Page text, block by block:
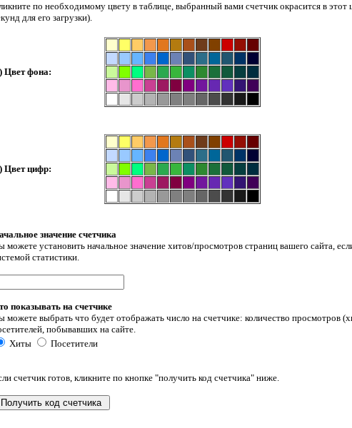
по необходимому цвету в таблице, выбранный вами счетчик окрасится в этот
для его загрузки).
Цвет фона:
Цвет цифр:
значение счетчика
можете установить начальное значение хитов/просмотров страниц вашего сайта,
статистики.
показывать на счетчике
можете выбрать что будет отображать число на счетчике: количество просмотров
побывавших на сайте.
Хиты
Посетители
счетчик готов, кликните по кнопке "получить код счетчика" ниже.